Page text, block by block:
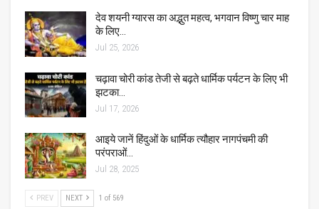
देव शयनी ग्यारस का अद्भुत महत्व, भगवान विष्णु चार माह
के लिए…
Jul 25, 2026
चढ़ावा चोरी कांड तेजी से बढ़ते धार्मिक पर्यटन के लिए भी
झटका…
Jul 17, 2026
आइये जानें हिंदुओं के धार्मिक त्यौहार नागपंचमी की
परंपराओं…
Jul 28, 2025
PREV NEXT 1 of 569